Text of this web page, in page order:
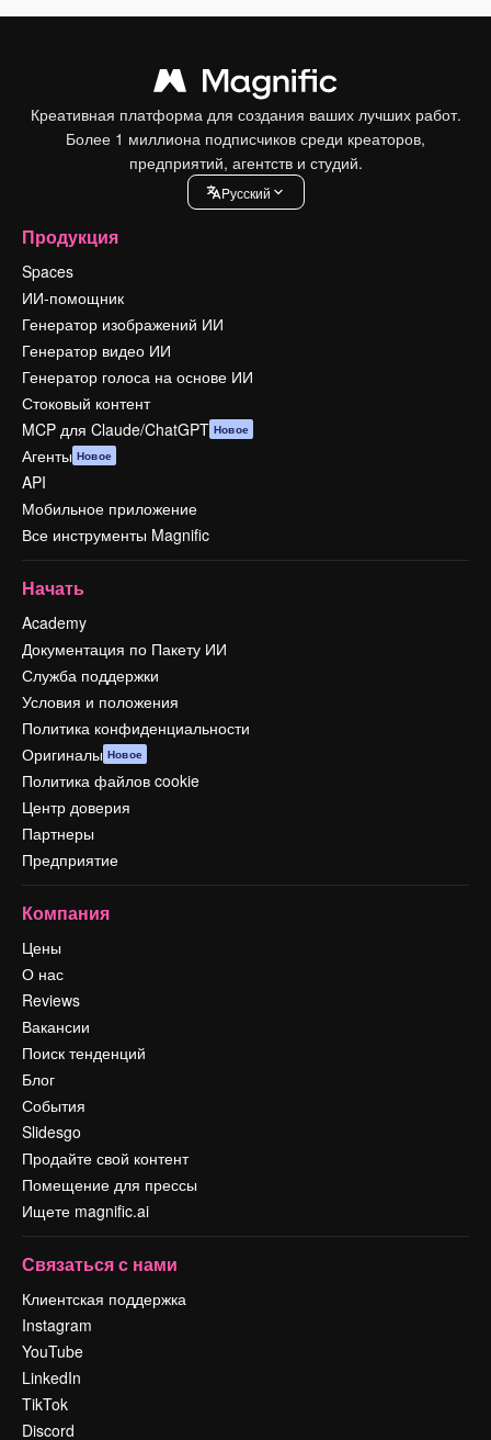
Креативная платформа для создания ваших лучших работ.
Более 1 миллиона подписчиков среди креаторов,
предприятий, агентств и студий.
Pусский
Продукция
Spaces
ИИ-помощник
Генератор изображений ИИ
Генератор видео ИИ
Генератор голоса на основе ИИ
Стоковый контент
MCP для Claude/ChatGPT Новое
Агенты Новое
API
Мобильное приложение
Все инструменты Magnific
Начать
Academy
Документация по Пакету ИИ
Служба поддержки
Условия и положения
Политика конфиденциальности
Оригиналы Новое
Политика файлов cookie
Центр доверия
Партнеры
Предприятие
Компания
Цены
О нас
Reviews
Вакансии
Поиск тенденций
Блог
События
Slidesgo
Продайте свой контент
Помещение для прессы
Ищете magnific.ai
Связаться с нами
Клиентская поддержка
Instagram
YouTube
LinkedIn
TikTok
Discord